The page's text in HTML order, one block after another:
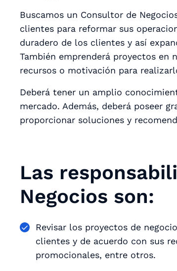
Buscamos un Consultor de
clientes para reformar sus
duradero de los clientes y así
También emprenderá proyectos en
recursos o motivación para
Deberá tener un amplio
mercado. Además, deberá poseer
proporcionar soluciones y
Las
Negocios son:
Revisar los proyectos de
clientes y de acuerdo con sus
promocionales, entre otros.